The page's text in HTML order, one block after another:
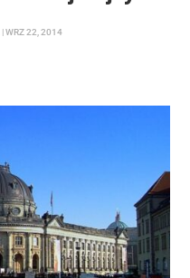
|WRZ 22, 2014